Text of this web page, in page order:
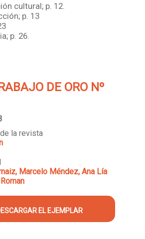
cultural; p. 12.
p. 13
p. 26.
DE ORO Nº
la revista
Marcelo Méndez, Ana Lía
EL EJEMPLAR